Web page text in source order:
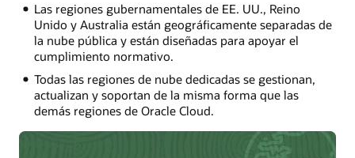
Las regiones gubernamentales de EE. UU., Reino
Unido y Australia están geográficamente separadas de
la nube pública y están diseñadas para apoyar el
cumplimiento normativo.
Todas las regiones de nube dedicadas se gestionan,
actualizan y soportan de la misma forma que las
demás regiones de Oracle Cloud.